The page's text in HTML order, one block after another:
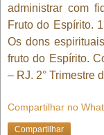
administrar com
Fruto do Espírito.
Os dons
fruto do Espírito.
– RJ. 2° Trimestre
Compartilhar no
Compartilhar